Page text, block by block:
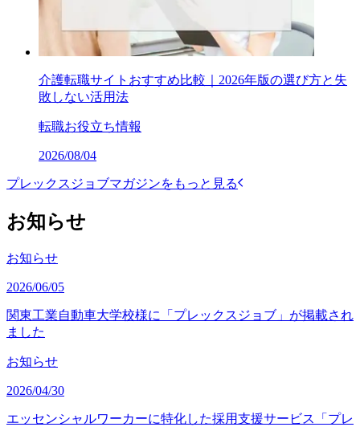
介護転職サイトおすすめ比較｜2026年版の選び方と失
敗しない活用法
転職お役立ち情報
2026/08/04
プレックスジョブマガジンをもっと見る
お知らせ
お知らせ
2026/06/05
関東工業自動車大学校様に「プレックスジョブ」が掲載され
ました
お知らせ
2026/04/30
エッセンシャルワーカーに特化した採用支援サービス「プレ